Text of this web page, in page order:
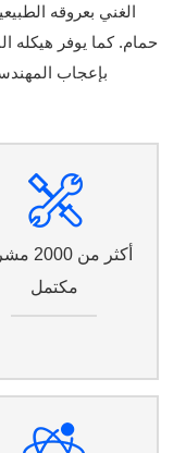
الغني بعروقه
حمام. كما يوفر هيكله
بإعجاب
أكثر من
مكتمل